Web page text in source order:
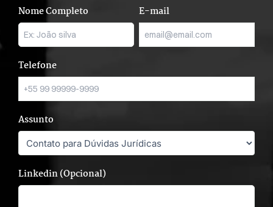
Nome Completo E-mail
Telefone
Assunto
Linkedin (Opcional)